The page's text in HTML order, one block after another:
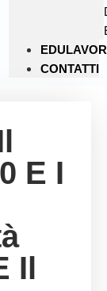
CONTATTI
E I
Il